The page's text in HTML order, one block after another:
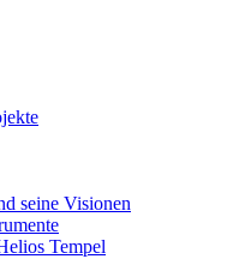
seine Visionen
Tempel